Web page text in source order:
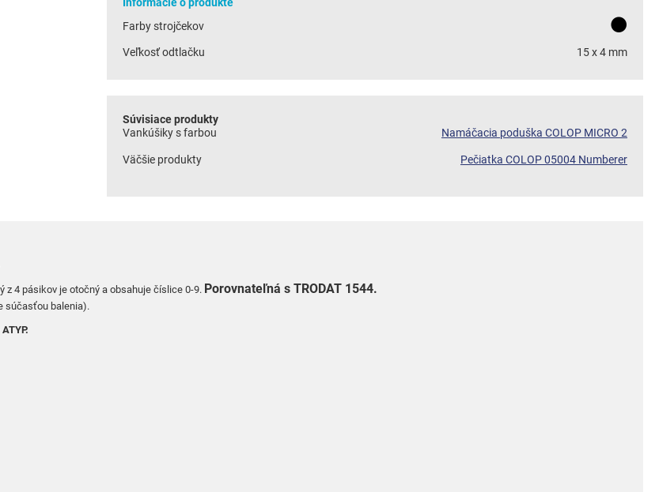
Farby strojčekov
Veľkosť odtlačku 15 x 4 mm
Súvisiace produkty
Vankúšiky s farbou
Namáčacia poduška COLOP MICRO 2
Väčšie produkty Pečiatka COLOP 05004 Numberer
z 4 pásikov je otočný a obsahuje číslice 0-9. Porovnateľná s TRODAT 1544.
súčasťou balenia).